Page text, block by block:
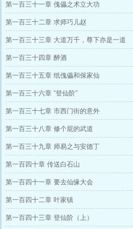
第一百三十一章 傀儡之术立大功
第一百三十二章 求师巧儿赵
第一百三十三章 大道万千，尊下亦是一道
第一百三十四章 醉酒
第一百三十五章 纸傀儡和保家仙
第一百三十六章 “登仙阶”
第一百三十七章 市西门街的意外
第一百三十八章 修个屁的武道
第一百三十九章 师易之与安德丁
第一百四十章 传送白石山
第一百四十一章 要去仙缘大会
第一百四十二章 叶家镇
第一百四十三章 登仙阶（上）